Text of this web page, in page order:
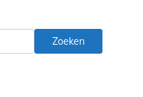
Zoeken